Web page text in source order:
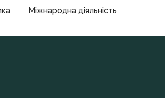
Міжнародна діяльність